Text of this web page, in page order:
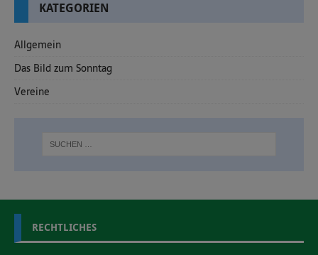
KATEGORIEN
Allgemein
Das Bild zum Sonntag
Vereine
RECHTLICHES